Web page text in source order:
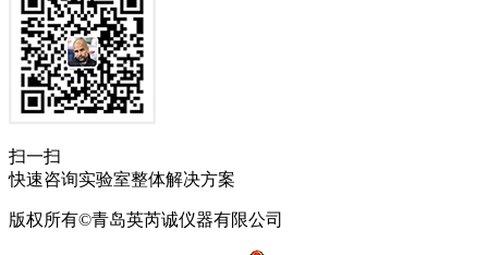
扫一扫
快速咨询实验室整体解决方案
版权所有©青岛英芮诚仪器有限公司